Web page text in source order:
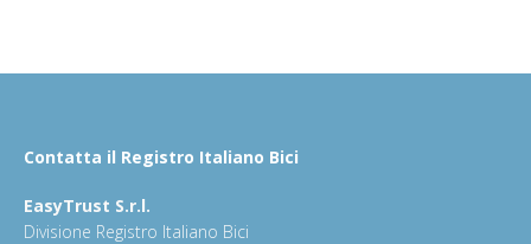
Contatta il Registro Italiano Bici
EasyTrust S.r.l.
Divisione Registro Italiano Bici